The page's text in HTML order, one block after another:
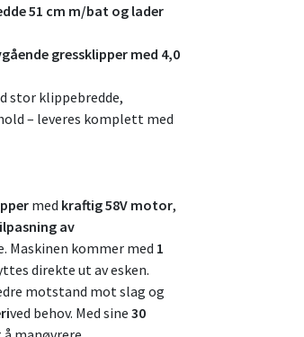
51 cm m/bat og lader
gressklipper med 4,0
stor klippebredde,
– leveres komplett med
med kraftig 58V motor,
av
kommer med 1
direkte ut av esken.
motstand mot slag og
ved behov. Med sine 30